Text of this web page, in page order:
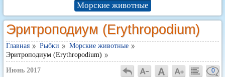
Морские животные
Эритроподиум (Erythropodium)
Главная Рыбки
Морские животные
Эритроподиум (Erythropodium)
Июнь 2017 0